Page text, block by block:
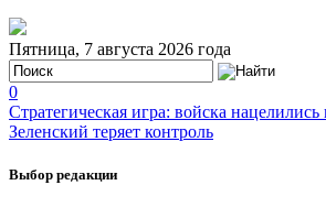
Пятница, 7 августа 2026 года
0
Стратегическая игра: войска
Зеленский теряет контроль
Выбор редакции